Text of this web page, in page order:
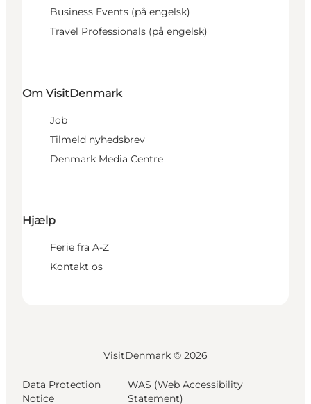
Business Events (på engelsk)
Travel Professionals (på engelsk)
Om VisitDenmark
Job
Tilmeld nyhedsbrev
Denmark Media Centre
Hjælp
Ferie fra A-Z
Kontakt os
VisitDenmark © 2026
Data Protection
Notice
WAS (Web Accessibility
Statement)